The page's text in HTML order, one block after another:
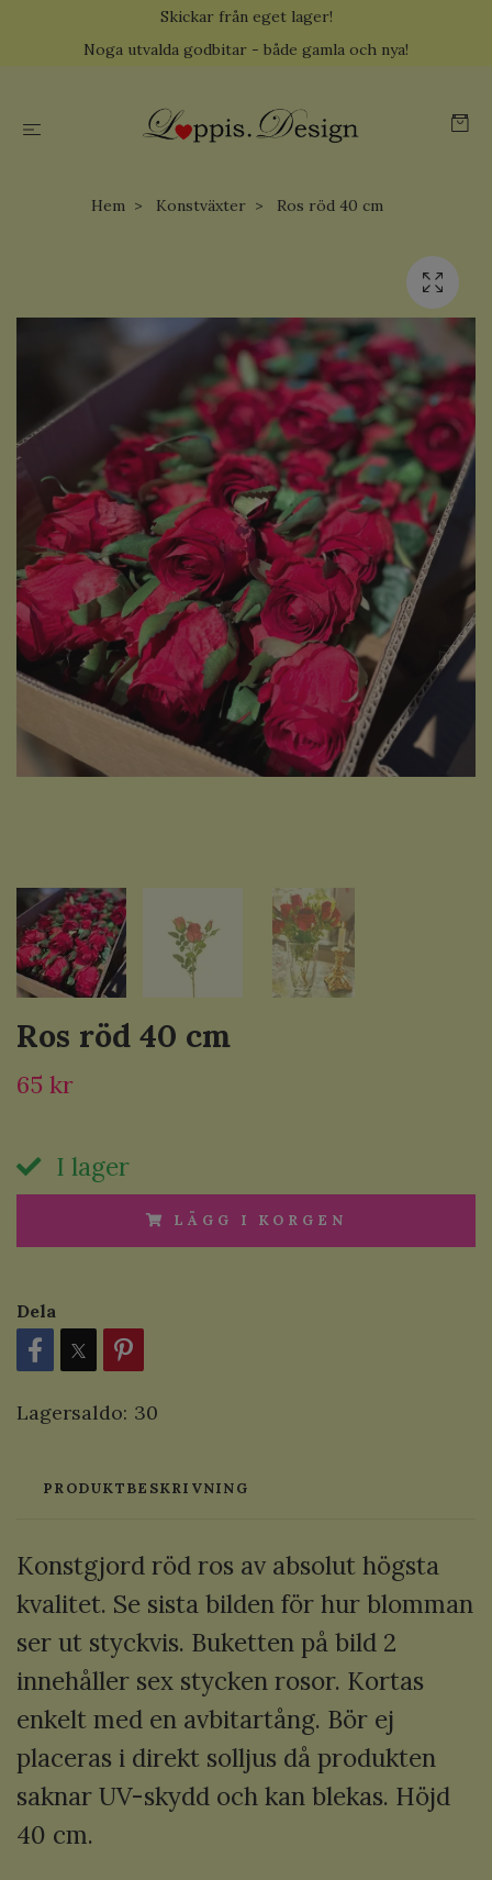
Skickar från eget lager!
Noga utvalda godbitar - både gamla och nya!
Hem Konstväxter Ros röd 40 cm
Ros röd 40 cm
65 kr
I lager
LÄGG I KORGEN
Dela
Lagersaldo: 30
PRODUKTBESKRIVNING
Konstgjord röd ros av absolut högsta
kvalitet. Se sista bilden för hur blomman
ser ut styckvis. Buketten på bild 2
innehåller sex stycken rosor. Kortas
enkelt med en avbitartång. Bör ej
placeras i direkt solljus då produkten
saknar UV-skydd och kan blekas. Höjd
40 cm.